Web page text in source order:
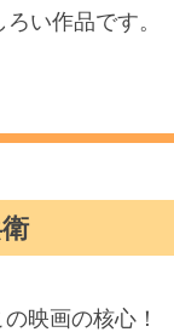
い作品です。
映画の核心！